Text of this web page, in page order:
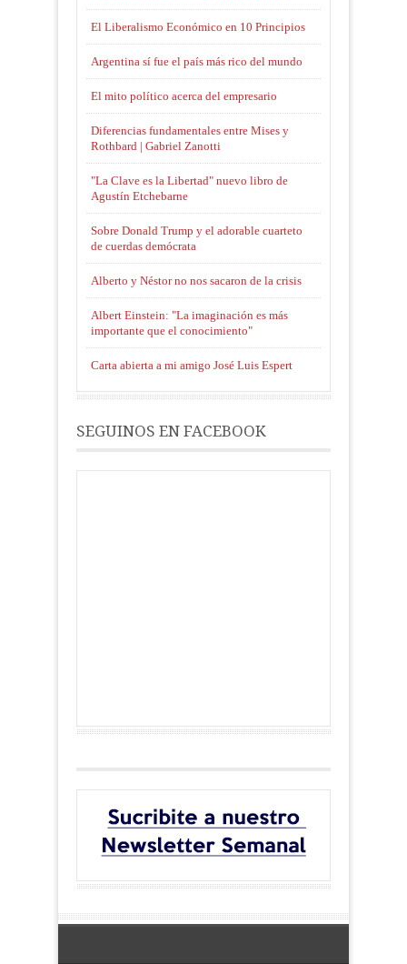
El Liberalismo Económico en 10 Principios
Argentina sí fue el país más rico del mundo
El mito político acerca del empresario
Diferencias fundamentales entre Mises y
Rothbard | Gabriel Zanotti
"La Clave es la Libertad" nuevo libro de
Agustín Etchebarne
Sobre Donald Trump y el adorable cuarteto
de cuerdas demócrata
Alberto y Néstor no nos sacaron de la crisis
Albert Einstein: "La imaginación es más
importante que el conocimiento"
Carta abierta a mi amigo José Luis Espert
SEGUINOS EN FACEBOOK